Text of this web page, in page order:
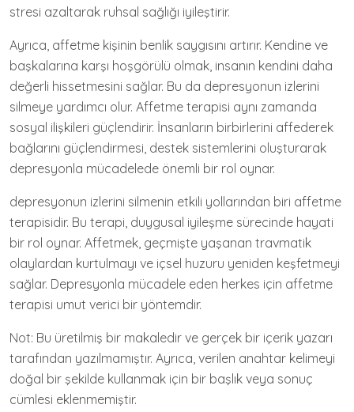
stresi azaltarak ruhsal sağlığı iyileştirir.
Ayrıca, affetme kişinin benlik saygısını artırır. Kendine ve
başkalarına karşı hoşgörülü olmak, insanın kendini daha
değerli hissetmesini sağlar. Bu da depresyonun izlerini
silmeye yardımcı olur. Affetme terapisi aynı zamanda
sosyal ilişkileri güçlendirir. İnsanların birbirlerini affederek
bağlarını güçlendirmesi, destek sistemlerini oluşturarak
depresyonla mücadelede önemli bir rol oynar.
depresyonun izlerini silmenin etkili yollarından biri affetme
terapisidir. Bu terapi, duygusal iyileşme sürecinde hayati
bir rol oynar. Affetmek, geçmişte yaşanan travmatik
olaylardan kurtulmayı ve içsel huzuru yeniden keşfetmeyi
sağlar. Depresyonla mücadele eden herkes için affetme
terapisi umut verici bir yöntemdir.
Not: Bu üretilmiş bir makaledir ve gerçek bir içerik yazarı
tarafından yazılmamıştır. Ayrıca, verilen anahtar kelimeyi
doğal bir şekilde kullanmak için bir başlık veya sonuç
cümlesi eklenmemiştir.